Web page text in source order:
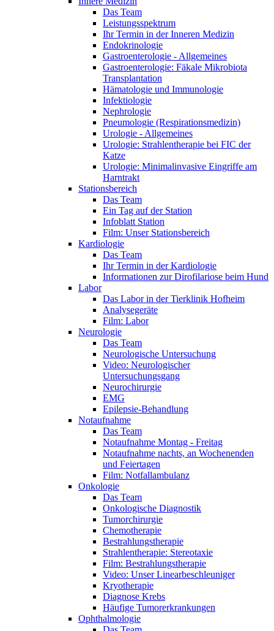
Das Team
Leistungsspektrum
Ihr Termin in der Inneren Medizin
Endokrinologie
Gastroenterologie - Allgemeines
Gastroenterologie: Fäkale Mikrobiota
Transplantation
Hämatologie und Immunologie
Infektiologie
Nephrologie
Pneumologie (Respirationsmedizin)
Urologie - Allgemeines
Urologie: Strahlentherapie bei FIC der
Katze
Urologie: Minimalinvasive Eingriffe am
Harntrakt
Stationsbereich
Das Team
Ein Tag auf der Station
Infoblatt Station
Film: Unser Stationsbereich
Kardiologie
Das Team
Ihr Termin in der Kardiologie
Informationen zur Dirofilariose beim Hund
Labor
Das Labor in der Tierklinik Hofheim
Analysegeräte
Film: Labor
Neurologie
Das Team
Neurologische Untersuchung
Video: Neurologischer
Untersuchungsgang
Neurochirurgie
EMG
Epilepsie-Behandlung
Notaufnahme
Das Team
Notaufnahme Montag - Freitag
Notaufnahme nachts, an Wochenenden
und Feiertagen
Film: Notfallambulanz
Onkologie
Das Team
Onkologische Diagnostik
Tumorchirurgie
Chemotherapie
Bestrahlungstherapie
Strahlentherapie: Stereotaxie
Film: Bestrahlungstherapie
Video: Unser Linearbeschleuniger
Kryotherapie
Diagnose Krebs
Häufige Tumorerkrankungen
Ophthalmologie